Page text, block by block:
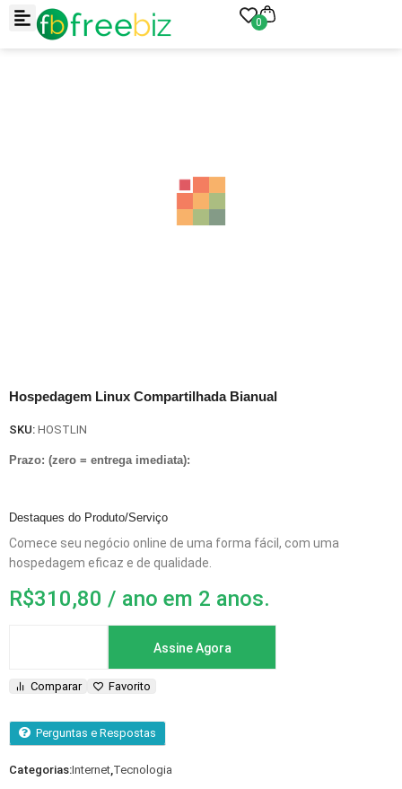
0
Hospedagem Linux Compartilhada Bianual
SKU: HOSTLIN
Prazo: (zero = entrega imediata):
Destaques do Produto/Serviço
Comece seu negócio online de uma forma fácil, com uma
hospedagem eficaz e de qualidade.
R$310,80 / ano em 2 anos.
Assine Agora
Comparar Favorito
Perguntas e Respostas
Categorias:Internet,Tecnologia